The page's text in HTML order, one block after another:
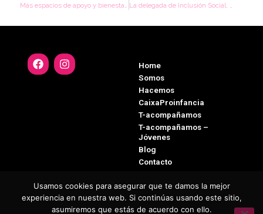
Más espacios de apoyo y bienestar para la salud de las mujeres La delegada de Inclusión Social, María Luisa Cava, visita las Escuelas de Verano de la Asociación de Mujeres de Santiago el Mayor en Utrera
Home
Somos
Hacemos
CaixaProinfancia
T-acompañamos
T-acompañamos –
Jóvenes
Blog
Contacto
Usamos cookies para asegurar que te damos la mejor
experiencia en nuestra web. Si continúas usando este sitio,
asumiremos que estás de acuerdo con ello.